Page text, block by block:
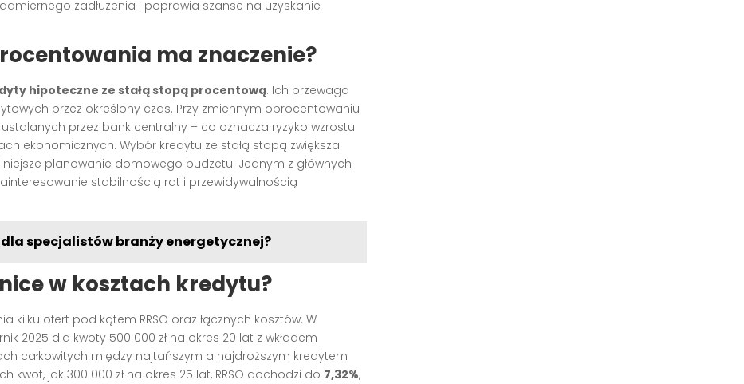
zadłużenia i poprawia szanse na uzyskanie
ma znaczenie?
hipoteczne ze stałą stopą procentową. Ich przewaga
przez określony czas. Przy zmiennym oprocentowaniu
przez bank centralny – co oznacza ryzyko wzrostu
ekonomicznych. Wybór kredytu ze stałą stopą zwiększa
planowanie domowego budżetu. Jednym z głównych
stabilnością rat i przewidywalnością
specjalistów branży energetycznej?
w kosztach kredytu?
kilku ofert pod kątem RRSO oraz łącznych kosztów. W
2025 dla kwoty 500 000 zł na okres 20 lat z wkładem
całkowitych między najtańszym a najdroższym kredytem
kwot, jak 300 000 zł na okres 25 lat, RRSO dochodzi do 7,32%,